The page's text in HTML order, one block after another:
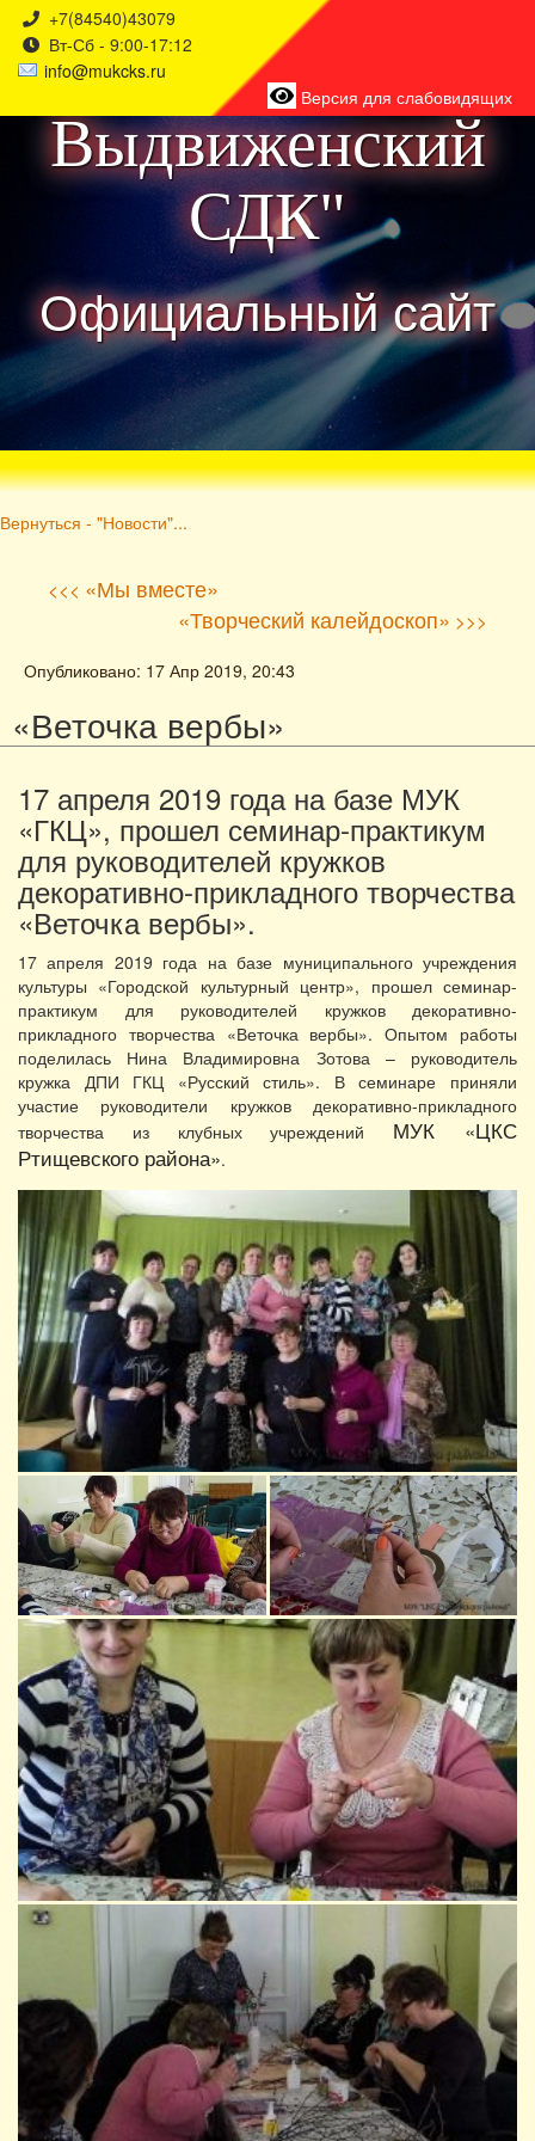
+7(84540)43079
Вт-Сб - 9:00-17:12
info@mukcks.ru
Версия для слабовидящих
района
Выдвиженский
СДК"
Официальный сайт
Вернуться - "Новости"...
<<< «Мы вместе»
«Творческий калейдоскоп» >>>
Опубликовано: 17 Апр 2019, 20:43
«Веточка вербы»
17 апреля 2019 года на базе МУК
«ГКЦ», прошел семинар-практикум
для руководителей кружков
декоративно-прикладного творчества
«Веточка вербы».
17 апреля 2019 года на базе муниципального учреждения
культуры «Городской культурный центр», прошел семинар-
практикум для руководителей кружков декоративно-
прикладного творчества «Веточка вербы». Опытом работы
поделилась Нина Владимировна Зотова – руководитель
кружка ДПИ ГКЦ «Русский стиль». В семинаре приняли
участие руководители кружков декоративно-прикладного
творчества из клубных учреждений МУК «ЦКС
Ртищевского района».